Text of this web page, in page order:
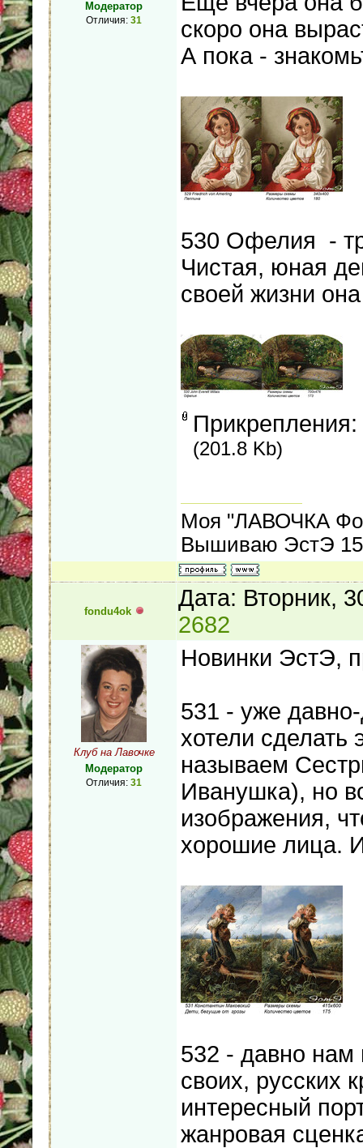
Модератор
Отличия: 31
скоро она
А пока -
530 Офелия -
Чистая, юная
своей жизни
Прикрепления:
(201.8 Kb)
Моя "ЛАВОЧКА
Вышиваю ЭстЭ
fondu4ok
Дата: Вторник,
2682
Клуб на Лавочке
Модератор
Отличия: 31
Новинки ЭстЭ,
531 - уже
хотели сделать
называем
Иванушка), но
изображения,
хорошие лица.
532 - давно нам
своих, русских
интересный
жанровая